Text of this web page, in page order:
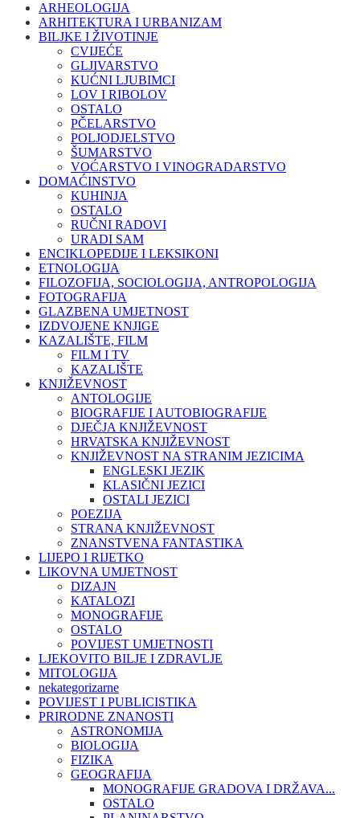
ARHEOLOGIJA
ARHITEKTURA I URBANIZAM
BILJKE I ŽIVOTINJE
CVIJEĆE
GLJIVARSTVO
KUĆNI LJUBIMCI
LOV I RIBOLOV
OSTALO
PČELARSTVO
POLJODJELSTVO
ŠUMARSTVO
VOĆARSTVO I VINOGRADARSTVO
DOMAĆINSTVO
KUHINJA
OSTALO
RUČNI RADOVI
URADI SAM
ENCIKLOPEDIJE I LEKSIKONI
ETNOLOGIJA
FILOZOFIJA, SOCIOLOGIJA, ANTROPOLOGIJA
FOTOGRAFIJA
GLAZBENA UMJETNOST
IZDVOJENE KNJIGE
KAZALIŠTE, FILM
FILM I TV
KAZALIŠTE
KNJIŽEVNOST
ANTOLOGIJE
BIOGRAFIJE I AUTOBIOGRAFIJE
DJEČJA KNJIŽEVNOST
HRVATSKA KNJIŽEVNOST
KNJIŽEVNOST NA STRANIM JEZICIMA
ENGLESKI JEZIK
KLASIČNI JEZICI
OSTALI JEZICI
POEZIJA
STRANA KNJIŽEVNOST
ZNANSTVENA FANTASTIKA
LIJEPO I RIJETKO
LIKOVNA UMJETNOST
DIZAJN
KATALOZI
MONOGRAFIJE
OSTALO
POVIJEST UMJETNOSTI
LJEKOVITO BILJE I ZDRAVLJE
MITOLOGIJA
nekategorizarne
POVIJEST I PUBLICISTIKA
PRIRODNE ZNANOSTI
ASTRONOMIJA
BIOLOGIJA
FIZIKA
GEOGRAFIJA
MONOGRAFIJE GRADOVA I DRŽAVA...
OSTALO